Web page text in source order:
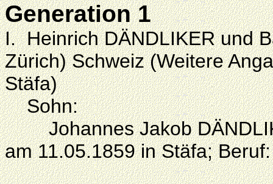
Generation 1
I.HeinrichDÄNDLIKERund
Zürich) Schweiz (Weitere
Stäfa)
Sohn:
Johannes Jakob
am 11.05.1859 in Stäfa;